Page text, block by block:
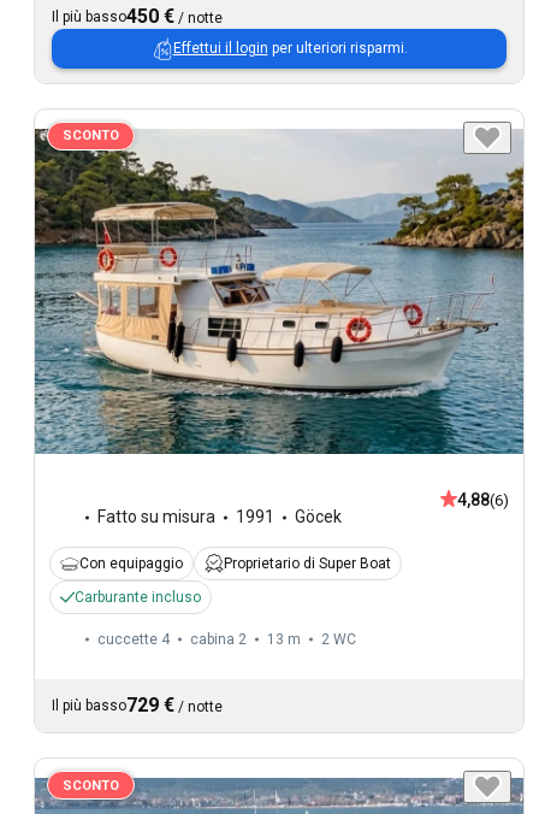
Il più basso450 € / notte
Effettui il login per ulteriori risparmi.
SCONTO
Fatto su misura 1991 Göcek
4,88(6)
Con equipaggio
Proprietario di Super Boat
Carburante incluso
cuccette 4 cabina 2 13 m 2 WC
Il più basso729 € / notte
SCONTO